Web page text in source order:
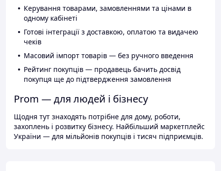
Керування товарами, замовленнями та цінами в
одному кабінеті
Готові інтеграції з доставкою, оплатою та видачею
чеків
Масовий імпорт товарів — без ручного введення
Рейтинг покупців — продавець бачить досвід
покупця ще до підтвердження замовлення
Prom — для людей і бізнесу
Щодня тут знаходять потрібне для дому, роботи,
захоплень і розвитку бізнесу. Найбільший маркетплейс
України — для мільйонів покупців і тисяч підприємців.